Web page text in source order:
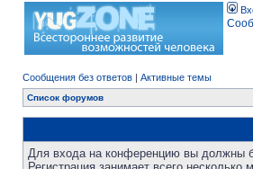
Сообщения без ответов | Активные темы
Список форумов
Для входа на конференцию вы должны